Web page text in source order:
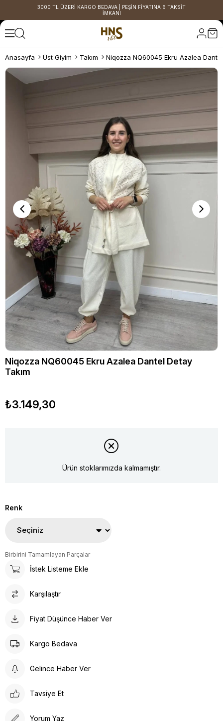
3000 TL ÜZERİ KARGO BEDAVA | PEŞİN FİYATINA 6 TAKSİT
İMKANI
Anasayfa Üst Giyim Takım Niqozza NQ60045 Ekru Azalea
Niqozza NQ60045 Ekru Azalea Dantel Detay
Takım
₺3.149,30
Ürün stoklarımızda kalmamıştır.
Renk
Birbirini Tamamlayan Parçalar
İstek Listeme Ekle
Karşılaştır
Fiyat Düşünce Haber Ver
Kargo Bedava
Gelince Haber Ver
Tavsiye Et
Yorum Yaz